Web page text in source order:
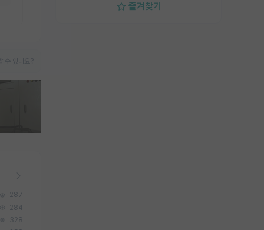
수 있나요?
287
284
328
즐겨찾기